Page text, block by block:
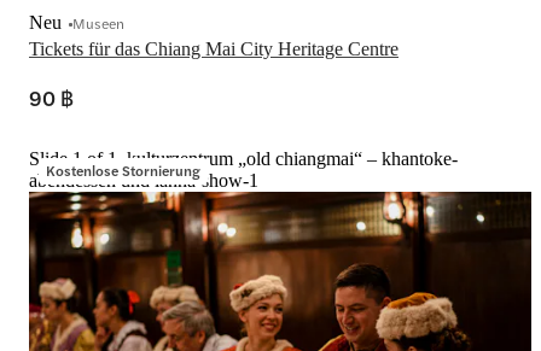
Tickets für das Chiang Mai City Heritage Centre
Neu Museen
90 ฿
Kostenlose Stornierung
Slide 1 of 1, kulturzentrum „old chiangmai“ – khantoke-
abendessen und lanna-show-1